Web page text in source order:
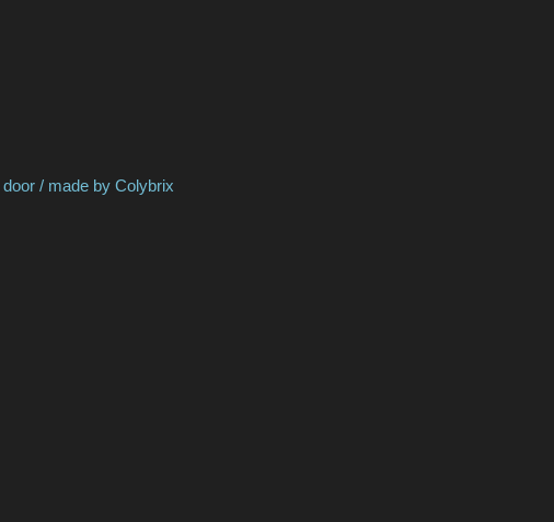
by Colybrix